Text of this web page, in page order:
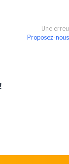
Une
Proposez-